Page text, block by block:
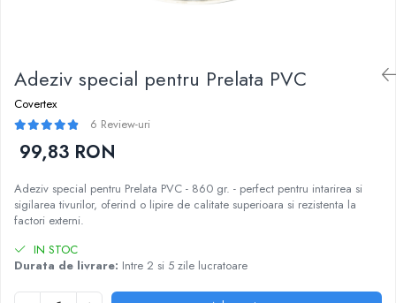
Adeziv special pentru Prelata PVC
Covertex
6 Review-uri
99,83 RON
Adeziv special pentru Prelata PVC - 860 gr. - perfect pentru intarirea si
sigilarea tivurilor, oferind o lipire de calitate superioara si rezistenta la
factori externi.
IN STOC
Durata de livrare: Intre 2 si 5 zile lucratoare